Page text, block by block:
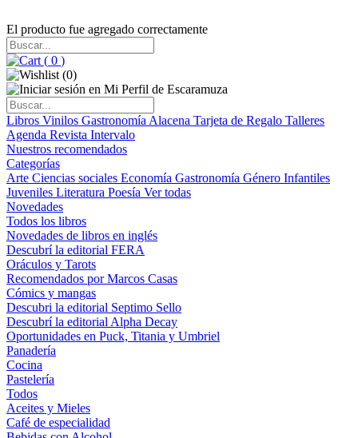
El producto fue agregado correctamente
( 0 )
(0)
Libros Vinilos Gastronomía Alacena Tarjeta de Regalo Talleres
Agenda Revista Intervalo
Nuestros recomendados
Categorías
Arte Ciencias sociales Economía Gastronomía Género Infantiles
Juveniles Literatura Poesía Ver todas
Novedades
Todos los libros
Novedades de libros en inglés
Descubrí la editorial FERA
Oráculos y Tarots
Recomendados por Marcos Casas
Cómics y mangas
Descubri la editorial Septimo Sello
Descubrí la editorial Alpha Decay
Oportunidades en Puck, Titania y Umbriel
Panadería
Cocina
Pastelería
Todos
Aceites y Mieles
Café de especialidad